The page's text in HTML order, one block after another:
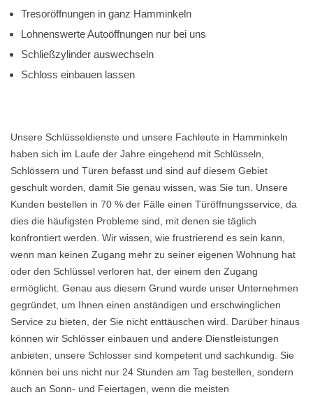
Tresoröffnungen in ganz Hamminkeln
Lohnenswerte Autoöffnungen nur bei uns
Schließzylinder auswechseln
Schloss einbauen lassen
Unsere Schlüsseldienste und unsere Fachleute in Hamminkeln
haben sich im Laufe der Jahre eingehend mit Schlüsseln,
Schlössern und Türen befasst und sind auf diesem Gebiet
geschult worden, damit Sie genau wissen, was Sie tun. Unsere
Kunden bestellen in 70 % der Fälle einen Türöffnungsservice, da
dies die häufigsten Probleme sind, mit denen sie täglich
konfrontiert werden. Wir wissen, wie frustrierend es sein kann,
wenn man keinen Zugang mehr zu seiner eigenen Wohnung hat
oder den Schlüssel verloren hat, der einem den Zugang
ermöglicht. Genau aus diesem Grund wurde unser Unternehmen
gegründet, um Ihnen einen anständigen und erschwinglichen
Service zu bieten, der Sie nicht enttäuschen wird. Darüber hinaus
können wir Schlösser einbauen und andere Dienstleistungen
anbieten, unsere Schlosser sind kompetent und sachkundig. Sie
können bei uns nicht nur 24 Stunden am Tag bestellen, sondern
auch an Sonn- und Feiertagen, wenn die meisten